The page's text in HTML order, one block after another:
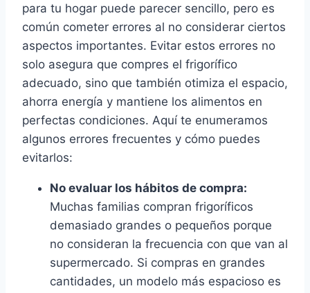
para tu hogar puede parecer sencillo, pero es
común cometer errores al no considerar ciertos
aspectos importantes. Evitar estos errores no
solo asegura que compres el frigorífico
adecuado, sino que también otimiza el espacio,
ahorra energía y mantiene los alimentos en
perfectas condiciones. Aquí te enumeramos
algunos errores frecuentes y cómo puedes
evitarlos:
No evaluar los hábitos de compra:
Muchas familias compran frigoríficos
demasiado grandes o pequeños porque
no consideran la frecuencia con que van al
supermercado. Si compras en grandes
cantidades, un modelo más espacioso es